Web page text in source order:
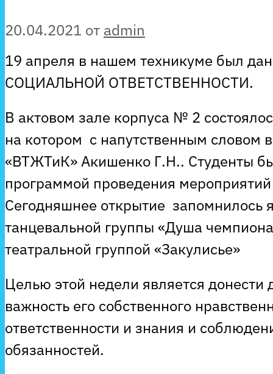
20.04.2021 от admin
19 апреля в нашем техникуме был
СОЦИАЛЬНОЙ ОТВЕТСТВЕННОСТИ.
В актовом зале корпуса № 2
на котором с напутственным словом
«ВТЖТиК» Акишенко Г.Н.. Студенты
программой проведения
Сегодняшнее открытие запомнилось
танцевальной группы «Душа
театральной группой «Закулисье»
Целью этой недели является донести
важность его собственного
ответственности и знания и
обязанностей.